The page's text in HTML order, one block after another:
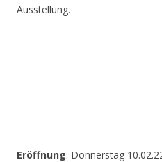
Ausstellung.
Eröffnung: Donnerstag